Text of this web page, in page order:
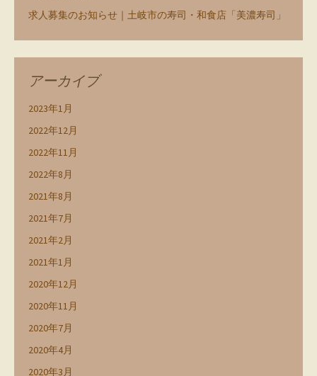
求人募集のお知らせ｜土岐市の寿司・和食店「美濃寿司」
アーカイブ
2023年1月
2022年12月
2022年11月
2022年8月
2021年8月
2021年7月
2021年2月
2021年1月
2020年12月
2020年11月
2020年7月
2020年4月
2020年3月